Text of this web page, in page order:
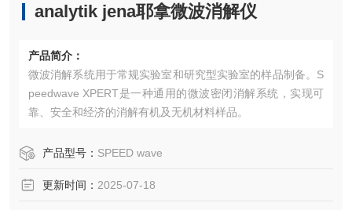
analytik jena耶拿微波消解仪
产品简介：
微波消解系统用于常规实验室和研究型实验室的样品制备。S
peedwave XPERT是一种通用的微波密闭消解系统，实现可
靠、安全和经济的消解有机及无机材料样品。
产品型号： SPEED wave
更新时间： 2025-07-18